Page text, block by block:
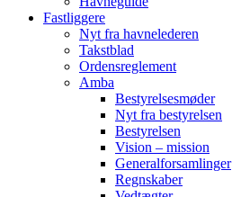
Fastliggere
Nyt fra havnelederen
Takstblad
Ordensreglement
Amba
Bestyrelsesmøder
Nyt fra bestyrelsen
Bestyrelsen
Vision – mission
Generalforsamlinger
Regnskaber